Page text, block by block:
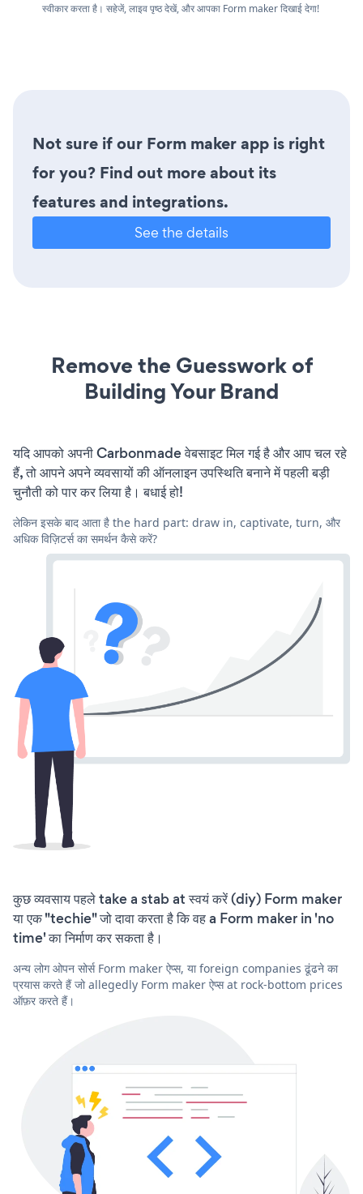
स्वीकार करता है। सहेजें, लाइव पृष्ठ देखें, और आपका Form maker दिखाई देगा!
Not sure if our Form maker app is right
for you? Find out more about its
features and integrations.
See the details
Remove the Guesswork of
Building Your Brand
यदि आपको अपनी Carbonmade वेबसाइट मिल गई है और आप चल रहे
हैं, तो आपने अपने व्यवसायों की ऑनलाइन उपस्थिति बनाने में पहली बड़ी
चुनौती को पार कर लिया है। बधाई हो!
लेकिन इसके बाद आता है the hard part: draw in, captivate, turn, और
अधिक विज़िटर्स का समर्थन कैसे करें?
कुछ व्यवसाय पहले take a stab at स्वयं करें (diy) Form maker
या एक "techie" जो दावा करता है कि वह a Form maker in 'no
time' का निर्माण कर सकता है।
अन्य लोग ओपन सोर्स Form maker ऐप्स, या foreign companies ढूंढने का
प्रयास करते हैं जो allegedly Form maker ऐप्स at rock-bottom prices
ऑफ़र करते हैं।